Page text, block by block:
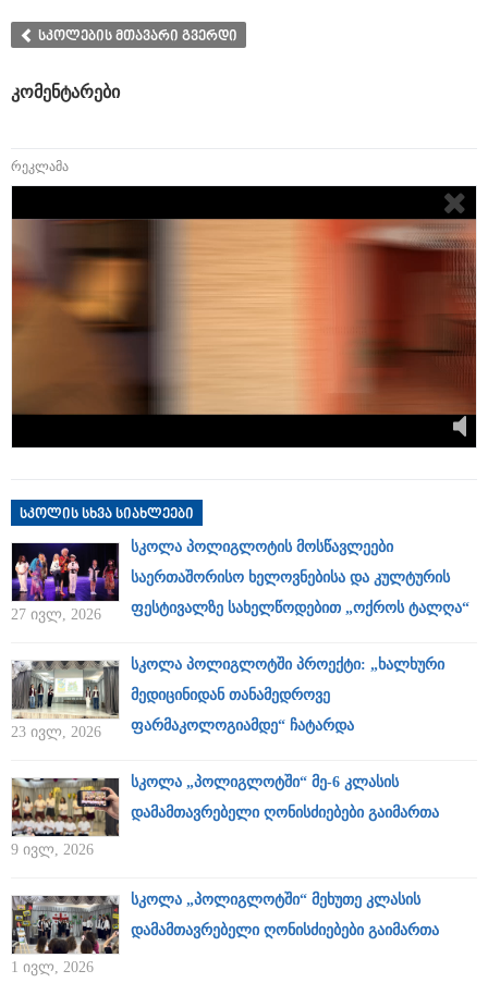
სკოლების მთავარი გვერდი
კომენტარები
რეკლამა
სკოლის სხვა სიახლეები
27 ივლ, 2026
სკოლა პოლიგლოტის მოსწავლეები
საერთაშორისო ხელოვნებისა და კულტურის
ფესტივალზე სახელწოდებით „ოქროს ტალღა“
23 ივლ, 2026
სკოლა პოლიგლოტში პროექტი: „ხალხური
მედიცინიდან თანამედროვე
ფარმაკოლოგიამდე“ ჩატარდა
9 ივლ, 2026
სკოლა „პოლიგლოტში“ მე-6 კლასის
დამამთავრებელი ღონისძიებები გაიმართა
1 ივლ, 2026
სკოლა „პოლიგლოტში“ მეხუთე კლასის
დამამთავრებელი ღონისძიებები გაიმართა